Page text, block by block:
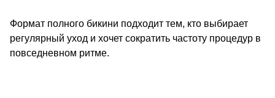
Формат полного бикини подходит тем, кто выбирает
регулярный уход и хочет сократить частоту процедур в
повседневном ритме.